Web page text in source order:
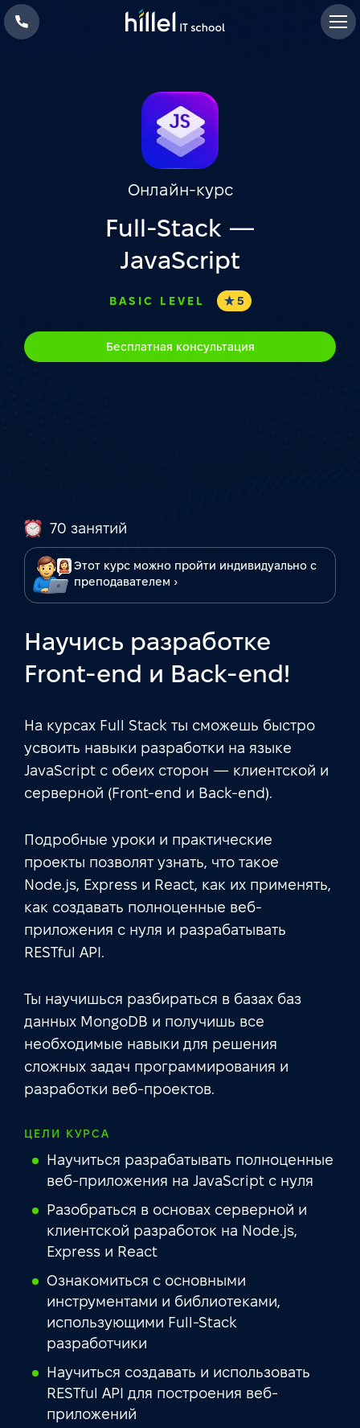
Онлайн-курс
Full-Stack —
JavaScript
BASIC LEVEL 5
Бесплатная консультация
70 занятий
Этот курс можно пройти индивидуально с
преподавателем ›
Научись разработке
Front-end и Back-end!
На курсах Full Stack ты сможешь быстро
усвоить навыки разработки на языке
JavaScript с обеих сторон — клиентской и
серверной (Front-end и Back-end).
Подробные уроки и практические
проекты позволят узнать, что такое
Node.js, Express и React, как их применять,
как создавать полноценные веб-
приложения с нуля и разрабатывать
RESTful API.
Ты научишься разбираться в базах баз
данных MongoDB и получишь все
необходимые навыки для решения
сложных задач программирования и
разработки веб-проектов.
ЦЕЛИ КУРСА
Научиться разрабатывать полноценные
веб-приложения на JavaScript с нуля
Разобраться в основах серверной и
клиентской разработок на Node.js,
Express и React
Ознакомиться с основными
инструментами и библиотеками,
использующими Full-Stack
разработчики
Научиться создавать и использовать
RESTful API для построения веб-
приложений